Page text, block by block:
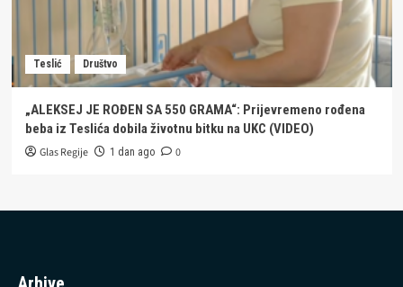
Teslić Društvo
„ALEKSEJ JE ROĐEN SA 550 GRAMA“: Prijevremeno rođena
beba iz Teslića dobila životnu bitku na UKC (VIDEO)
Glas Regije 1 dan ago 0